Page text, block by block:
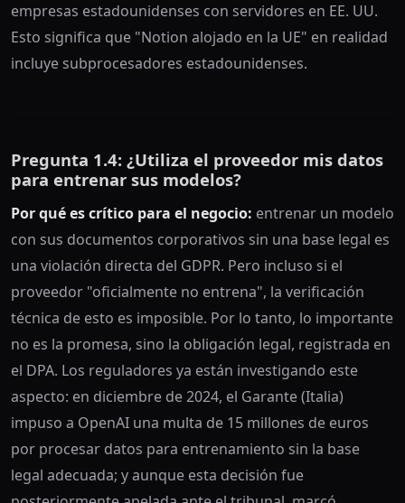
empresas estadounidenses con servidores en EE. UU.
Esto significa que "Notion alojado en la UE" en realidad
incluye subprocesadores estadounidenses.
Pregunta 1.4: ¿Utiliza el proveedor mis datos
para entrenar sus modelos?
Por qué es crítico para el negocio: entrenar un modelo
con sus documentos corporativos sin una base legal es
una violación directa del GDPR. Pero incluso si el
proveedor "oficialmente no entrena", la verificación
técnica de esto es imposible. Por lo tanto, lo importante
no es la promesa, sino la obligación legal, registrada en
el DPA. Los reguladores ya están investigando este
aspecto: en diciembre de 2024, el Garante (Italia)
impuso a OpenAI una multa de 15 millones de euros
por procesar datos para entrenamiento sin la base
legal adecuada; y aunque esta decisión fue